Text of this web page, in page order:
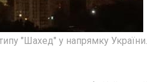
"Шахед" у напрямку України.